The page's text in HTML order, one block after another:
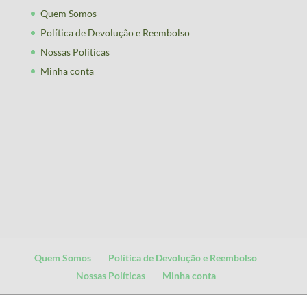
Quem Somos
Política de Devolução e Reembolso
Nossas Políticas
Minha conta
Quem Somos
Política de Devolução e Reembolso
Nossas Políticas
Minha conta